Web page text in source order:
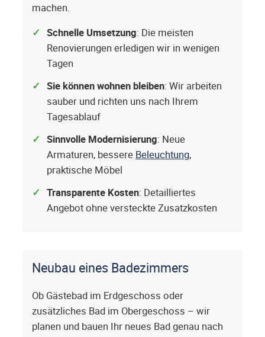
machen.
Schnelle Umsetzung: Die meisten
Renovierungen erledigen wir in wenigen
Tagen
Sie können wohnen bleiben: Wir arbeiten
sauber und richten uns nach Ihrem
Tagesablauf
Sinnvolle Modernisierung: Neue
Armaturen, bessere Beleuchtung,
praktische Möbel
Transparente Kosten: Detailliertes
Angebot ohne versteckte Zusatzkosten
Neubau eines Badezimmers
Ob Gästebad im Erdgeschoss oder
zusätzliches Bad im Obergeschoss – wir
planen und bauen Ihr neues Bad genau nach